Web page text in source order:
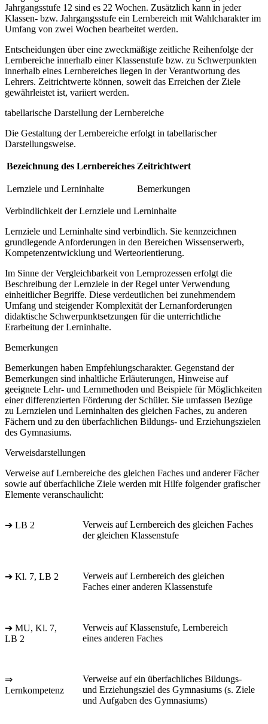
Jahrgangsstufe 12 sind es 22 Wochen. Zusätzlich kann in jeder
Klassen- bzw. Jahrgangsstufe ein Lernbereich mit Wahlcharakter im
Umfang von zwei Wochen bearbeitet werden.
Entscheidungen über eine zweckmäßige zeitliche Reihenfolge der
Lernbereiche innerhalb einer Klassenstufe bzw. zu Schwerpunkten
innerhalb eines Lernbereiches liegen in der Verantwortung des
Lehrers. Zeitrichtwerte können, soweit das Erreichen der Ziele
gewährleistet ist, variiert werden.
tabellarische Darstellung der Lernbereiche
Die Gestaltung der Lernbereiche erfolgt in tabellarischer
Darstellungsweise.
Bezeichnung des Lernbereiches Zeitrichtwert
Lernziele und Lerninhalte Bemerkungen
Verbindlichkeit der Lernziele und Lerninhalte
Lernziele und Lerninhalte sind verbindlich. Sie kennzeichnen
grundlegende Anforderungen in den Bereichen Wissenserwerb,
Kompetenzentwicklung und Werteorientierung.
Im Sinne der Vergleichbarkeit von Lernprozessen erfolgt die
Beschreibung der Lernziele in der Regel unter Verwendung
einheitlicher Begriffe. Diese verdeutlichen bei zunehmendem
Umfang und steigender Komplexität der Lernanforderungen
didaktische Schwerpunktsetzungen für die unterrichtliche
Erarbeitung der Lerninhalte.
Bemerkungen
Bemerkungen haben Empfehlungscharakter. Gegenstand der
Bemerkungen sind inhaltliche Erläuterungen, Hinweise auf
geeignete Lehr- und Lernmethoden und Beispiele für Möglichkeiten
einer differenzierten Förderung der Schüler. Sie umfassen Bezüge
zu Lernzielen und Lerninhalten des gleichen Faches, zu anderen
Fächern und zu den überfachlichen Bildungs- und Erziehungszielen
des Gymnasiums.
Verweisdarstellungen
Verweise auf Lernbereiche des gleichen Faches und anderer Fächer
sowie auf überfachliche Ziele werden mit Hilfe folgender grafischer
Elemente veranschaulicht:
➔ LB 2
Verweis auf Lernbereich des gleichen Faches
der gleichen Klassenstufe
➔ Kl. 7, LB 2
Verweis auf Lernbereich des gleichen
Faches einer anderen Klassenstufe
➔ MU, Kl. 7,
LB 2
Verweis auf Klassenstufe, Lernbereich
eines anderen Faches
⇒
Lernkompetenz
Verweise auf ein überfachliches Bildungs-
und Erziehungsziel des Gymnasiums (s. Ziele
und Aufgaben des Gymnasiums)